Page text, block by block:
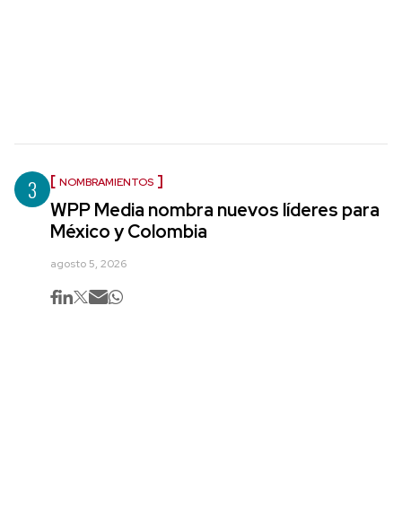
3 NOMBRAMIENTOS
WPP Media nombra nuevos líderes para
México y Colombia
agosto 5, 2026